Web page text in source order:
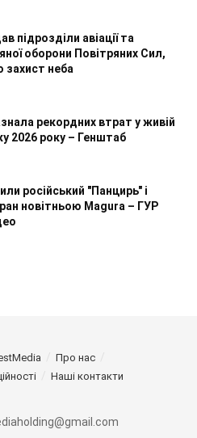
підрозділи авіації та
оборони Повітряних Сил,
захист неба
рекордних втрат у живій
2026 року – Генштаб
російський "Панцирь" і
новітньою Magura – ГУР
Про нас
Наші контакти